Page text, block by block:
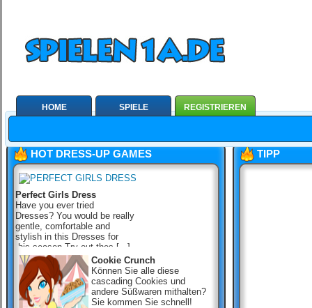
HOME SPIELE REGISTRIEREN
HOT DRESS-UP GAMES
Perfect Girls Dress
Have you ever tried
Dresses? You would be really
gentle, comfortable and
stylish in this Dresses for
this season.Try out thes [...]
Cookie Crunch
Können Sie alle diese
cascading Cookies und
andere Süßwaren mithalten?
Sie kommen Sie schnell!
TIPP